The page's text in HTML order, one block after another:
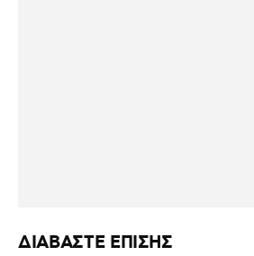
ΔΙΑΒΑΣΤΕ ΕΠΙΣΗΣ